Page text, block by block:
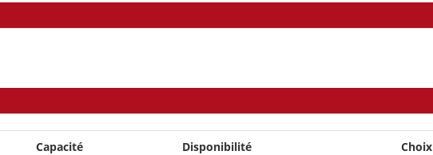
Capacité Disponibilité Choix